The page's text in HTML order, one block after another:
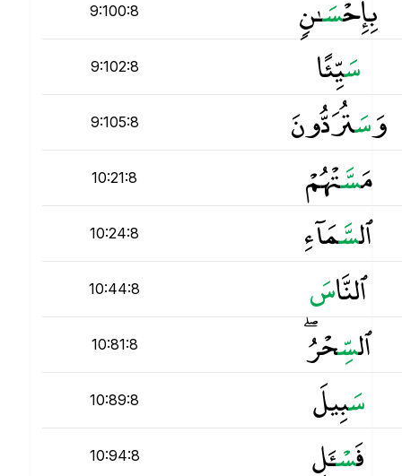
9:100:8
9:102:8 سَيِّئًا
9:105:8 وَسَتُرَدُّونَ
10:21:8 مَسَّتْهُمْ
10:24:8 ٱلسَّمَآءِ
10:44:8 ٱلنَّاس
10:81:8 ٱلسِّحْرُ ۖ
10:89:8 سَبِيلَ
10:94:8 فَسْـَٔلِ